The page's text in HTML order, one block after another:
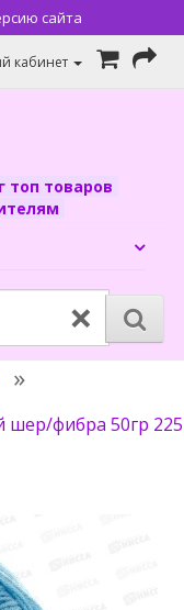
сайта
кабинет
топ товаров
×
шер/фибра 50гр